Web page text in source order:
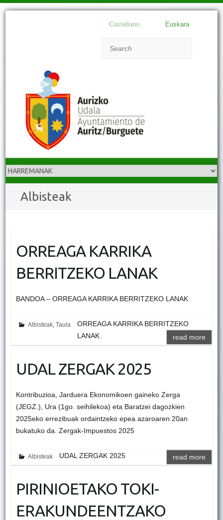
Castellano Euskara
Albisteak
ORREAGA KARRIKA
BERRITZEKO LANAK
BANDOA – ORREAGA KARRIKA BERRITZEKO LANAK
Albisteak ,Taula
ORREAGA KARRIKA BERRITZEKO
LANAK
read more
UDAL ZERGAK 2025
Kontribuzioa, Jarduera Ekonomikoen gaineko Zerga
(JEGZ.), Ura (1go. seihilekoa) eta Baratzei dagozkien
2025eko errezibuak ordaintzeko epea azaroaren 20an
bukatuko da. Zergak-Impuestos 2025
Albisteak UDAL ZERGAK 2025 read more
PIRINIOETAKO TOKI-
ERAKUNDEENTZAKO